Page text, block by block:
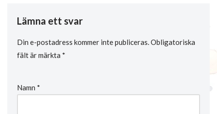
Lämna ett svar
Din e-postadress kommer inte publiceras.Obligatoriska
fält är märkta *
Namn *